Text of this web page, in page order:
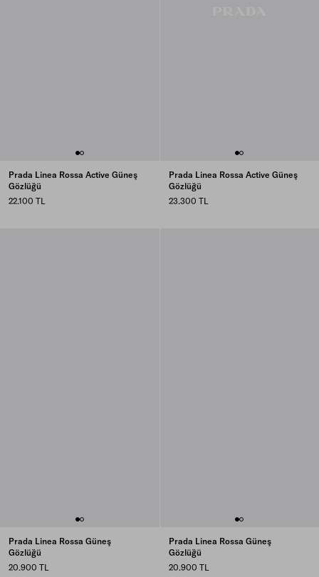
Prada Linea Rossa Active Güneş
Gözlüğü
22.100 TL
Prada Linea Rossa Active Güneş
Gözlüğü
23.300 TL
Prada Linea Rossa Güneş
Gözlüğü
20.900 TL
Prada Linea Rossa Güneş
Gözlüğü
20.900 TL